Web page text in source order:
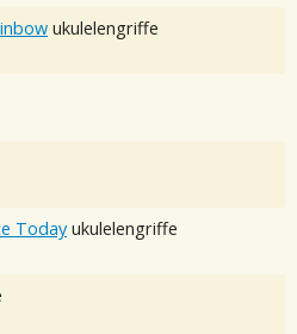
ukulelengriffe
Today ukulelengriffe